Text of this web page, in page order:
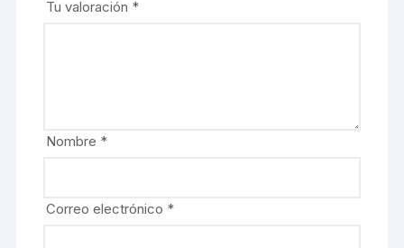
Tu valoración *
Nombre *
Correo electrónico *